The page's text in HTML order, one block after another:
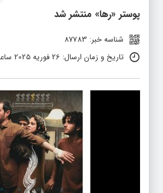
شناسه خبر: 87783